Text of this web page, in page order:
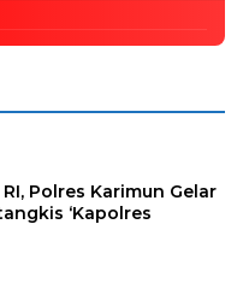
Polres Karimun Gelar
‘Kapolres